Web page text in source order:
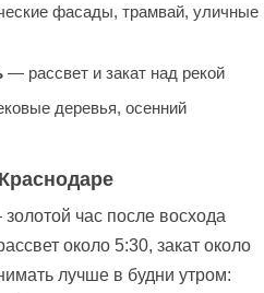
фасады, трамвай, уличные
— рассвет и закат над рекой
деревья, осенний
час после восхода
около 5:30, закат около
лучше в будни утром: